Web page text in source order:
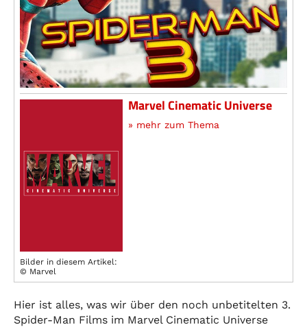
Bilder in diesem Artikel:
© Marvel
Marvel Cinematic Universe
» mehr zum Thema
Hier ist alles, was wir über den noch unbetitelten 3.
Spider-Man Films im Marvel Cinematic Universe